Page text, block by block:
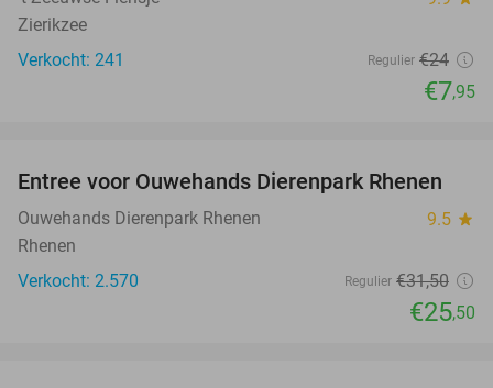
Zierikzee
Verkocht: 241
Regulier €24
€7,95
19%
Entree voor Ouwehands Dierenpark Rhenen
Ouwehands Dierenpark Rhenen 9.5 star
Rhenen
Verkocht: 2.570
Regulier €31,50
€25,50